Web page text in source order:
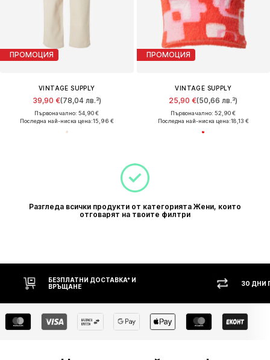
ПРОМОЦИЯ
VINTAGE SUPPLY
39,90 €(78,04 лв.³)
Първоначално: 54,90 €
Последна най-ниска цена:15,96 €
ПРОМОЦИЯ
VINTAGE SUPPLY
25,90 €(50,66 лв.³)
Първоначално: 52,90 €
Последна най-ниска цена:18,13 €
Разгледа всички продукти от категорията Жени, които
отговарят на твоите филтри
БЕЗПЛАТНИ ДОСТАВКА* И
ВРЪЩАНЕ
30 ДНИ